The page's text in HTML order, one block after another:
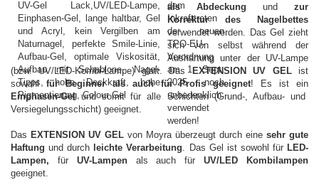
als Abdeckung und zur
Korrektur
des Nagelbettes
verwendet werden. Das Gel zieht
sich von selbst während der
Aushärtung unter der UV-Lampe
(bzw. UV/LED-Kombi-Lampe) glatt. DasEXTENSION UV GEList
sowohl für Beginner als auch für Profis geeignet! Es ist ein
Einphasen-Gelund somit für alle Schichten (Grund-, Aufbau- und
Versiegelungsschicht) geeignet.
Das EXTENSION UV GEL von Moyra überzeugt durch eine sehr gute
Haftung und durch leichte Verarbeitung . Das Gel ist sowohl fürLED-
Lampen, für UV-Lampen als auch fürUV/LED Kombilampen
geeignet.